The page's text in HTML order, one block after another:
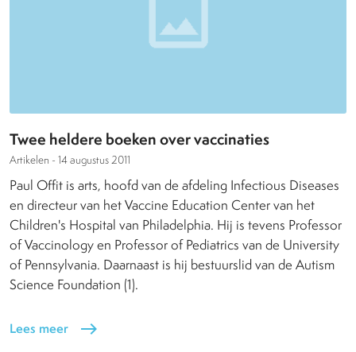
Twee heldere boeken over vaccinaties
Artikelen - 14 augustus 2011
Paul Offit is arts, hoofd van de afdeling Infectious Diseases
en directeur van het Vaccine Education Center van het
Children's Hospital van Philadelphia. Hij is tevens Professor
of Vaccinology en Professor of Pediatrics van de University
of Pennsylvania. Daarnaast is hij bestuurslid van de Autism
Science Foundation (1).
Lees meer east